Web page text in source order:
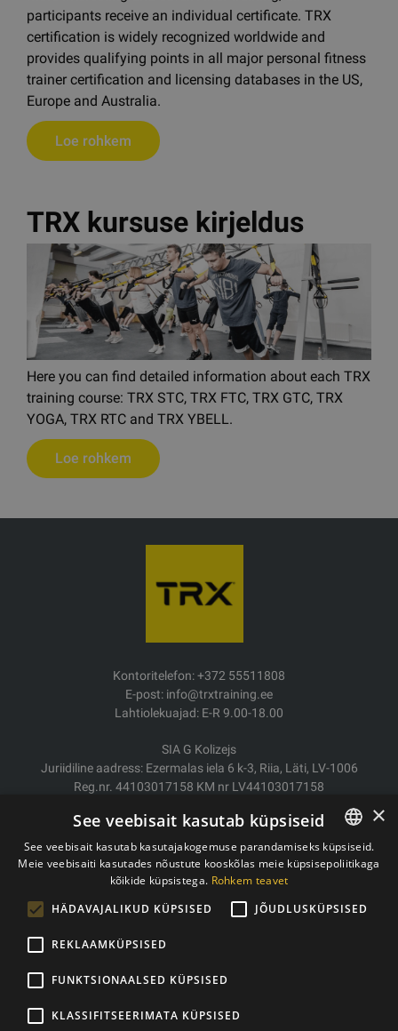
participants receive an individual certificate. TRX
certification is widely recognized worldwide and
provides qualifying points in all major personal fitness
trainer certification and licensing databases in the US,
Europe and Australia.
Loe rohkem
TRX kursuse kirjeldus
Here you can find detailed information about each TRX
training course: TRX STC, TRX FTC, TRX GTC, TRX
YOGA, TRX RTC and TRX YBELL.
Loe rohkem
Kontoritelefon: +372 55511808
E-post: info@trxtraining.ee
Lahtiolekuajad: E-R 9.00-18.00
SIA G Kolizejs
Juriidiline aadress: Ezermalas iela 6 k-3, Riia, Läti, LV-1006
Reg.nr. 44103017158 KM nr LV44103017158
Kauba tarne/Tagastamine
Makse
Ostutingimused
Privaatsuspoliitika
ESTONIAN
×
See veebisait kasutab küpsiseid
See veebisait kasutab kasutajakogemuse parandamiseks küpsiseid.
Meie veebisaiti kasutades nõustute kooskõlas meie küpsisepoliitikaga
kõikide küpsistega. Rohkem teavet
HÄDAVAJALIKUD KÜPSISED
JÕUDLUSKÜPSISED
REKLAAMKÜPSISED
FUNKTSIONAALSED KÜPSISED
KLASSIFITSEERIMATA KÜPSISED